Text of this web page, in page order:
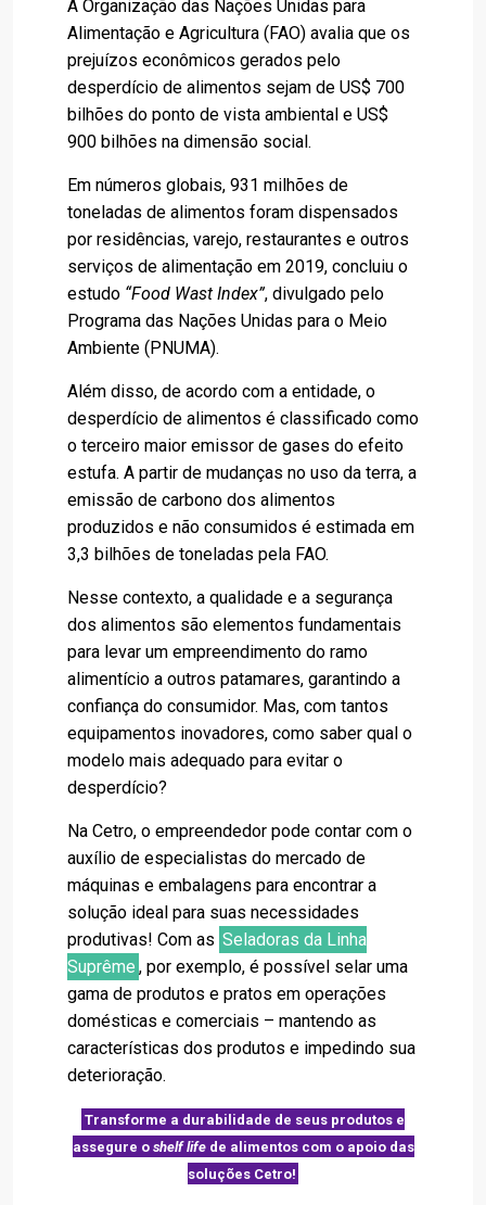
A Organização das Nações Unidas para
Alimentação e Agricultura (FAO) avalia que os
prejuízos econômicos gerados pelo
desperdício de alimentos sejam de US$ 700
bilhões do ponto de vista ambiental e US$
900 bilhões na dimensão social.
Em números globais, 931 milhões de
toneladas de alimentos foram dispensados
por residências, varejo, restaurantes e outros
serviços de alimentação em 2019, concluiu o
estudo “Food Wast Index”, divulgado pelo
Programa das Nações Unidas para o Meio
Ambiente (PNUMA).
Além disso, de acordo com a entidade, o
desperdício de alimentos é classificado como
o terceiro maior emissor de gases do efeito
estufa. A partir de mudanças no uso da terra, a
emissão de carbono dos alimentos
produzidos e não consumidos é estimada em
3,3 bilhões de toneladas pela FAO.
Nesse contexto, a qualidade e a segurança
dos alimentos são elementos fundamentais
para levar um empreendimento do ramo
alimentício a outros patamares, garantindo a
confiança do consumidor. Mas, com tantos
equipamentos inovadores, como saber qual o
modelo mais adequado para evitar o
desperdício?
Na Cetro, o empreendedor pode contar com o
auxílio de especialistas do mercado de
máquinas e embalagens para encontrar a
solução ideal para suas necessidades
produtivas! Com as Seladoras da Linha
Suprême , por exemplo, é possível selar uma
gama de produtos e pratos em operações
domésticas e comerciais – mantendo as
características dos produtos e impedindo sua
deterioração.
Transforme a durabilidade de seus produtos e
assegure o shelf lifede alimentos com o apoio das
soluções Cetro!